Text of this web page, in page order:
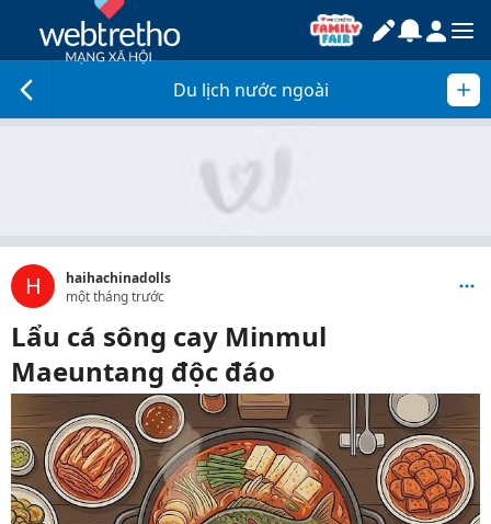
Du lịch nước ngoài
H
haihachinadolls
một tháng trước
Lẩu cá sông cay Minmul
Maeuntang độc đáo